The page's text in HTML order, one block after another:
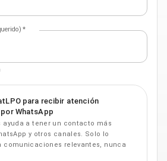
*
para recibir atención
WhatsApp
ayuda a tener un contacto más
y otros canales. Solo lo
comunicaciones relevantes, nunca